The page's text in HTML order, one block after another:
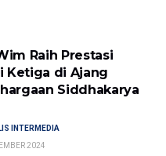
Raih Prestasi
Ketiga di Ajang
Siddhakarya
INTERMEDIA
2024